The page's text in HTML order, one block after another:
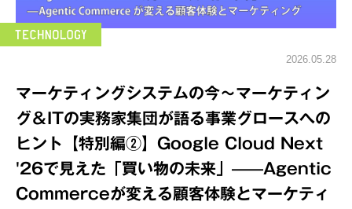
2026.05.28
マーケティングシステムの今～マーケティン
グ＆ITの実務家集団が語る事業グロースへの
ヒント【特別編②】Google Cloud Next
'26で見えた「買い物の未来」——Agentic
Commerceが変える顧客体験とマーケティ